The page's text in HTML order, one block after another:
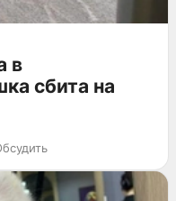
в
сбита на